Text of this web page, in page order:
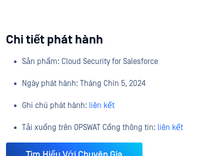
Chi tiết phát hành
Sản phẩm: Cloud Security for Salesforce
Ngày phát hành: Tháng Chín 5, 2024
Ghi chú phát hành: liên kết
Tải xuống trên OPSWAT Cổng thông tin: liên kết